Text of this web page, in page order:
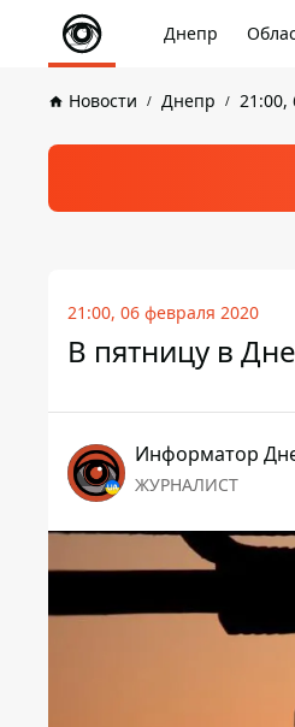
Днепр
Новости Днепр 21:00,
21:00, 06 февраля 2020
В пятницу в
Информатор
ЖУРНАЛИСТ